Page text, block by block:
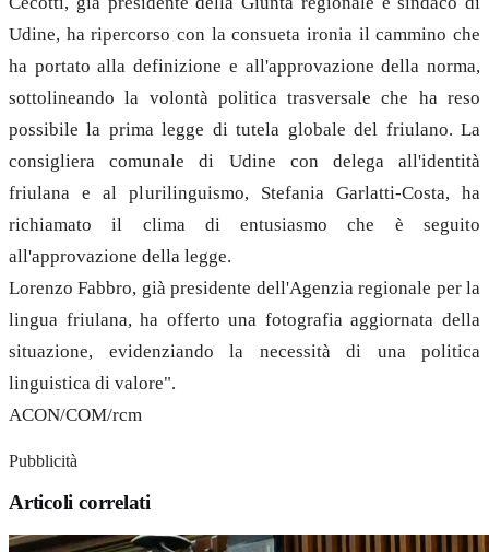
Udine, ha ripercorso con la consueta ironia il cammino che
ha portato alla definizione e all'approvazione della norma,
sottolineando la volontà politica trasversale che ha reso
possibile la prima legge di tutela globale del friulano. La
consigliera comunale di Udine con delega all'identità
friulana e al plurilinguismo, Stefania Garlatti-Costa, ha
richiamato il clima di entusiasmo che è seguito
all'approvazione della legge.
Lorenzo Fabbro, già presidente dell'Agenzia regionale per la
lingua friulana, ha offerto una fotografia aggiornata della
situazione, evidenziando la necessità di una politica
linguistica di valore".
ACON/COM/rcm
Pubblicità
Articoli correlati